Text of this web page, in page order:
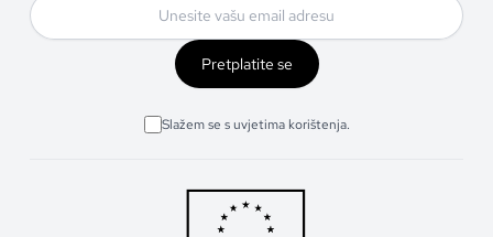
Pretplatite se
Slažem se s uvjetima korištenja.